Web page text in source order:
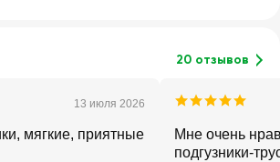
20 отзывов
13 июля 2026
мягкие, приятные
Мне очень
подгузники-